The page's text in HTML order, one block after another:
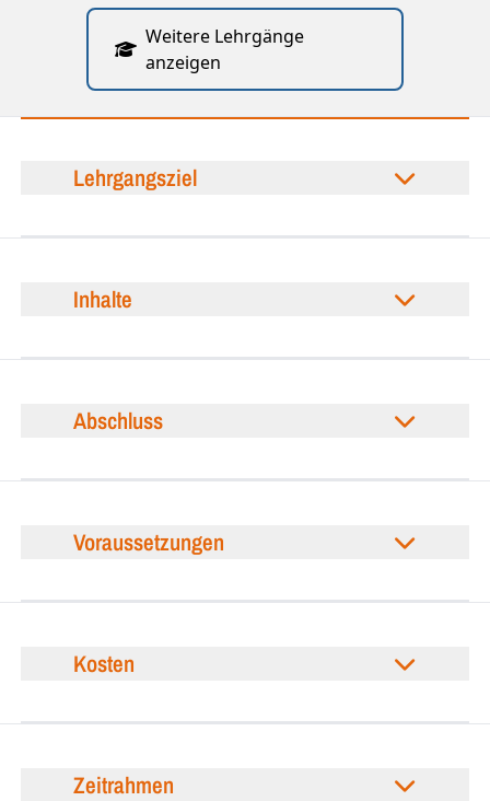
Weitere Lehrgänge
anzeigen
Lehrgangsziel
Inhalte
Abschluss
Voraussetzungen
Kosten
Zeitrahmen